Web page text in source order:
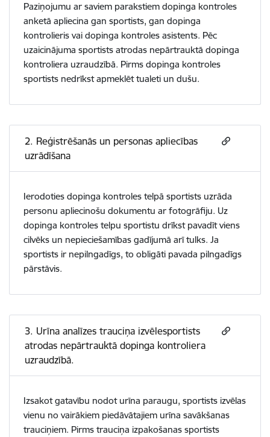
Paziņojumu ar saviem parakstiem dopinga kontroles
anketā apliecina gan sportists, gan dopinga
kontrolieris vai dopinga kontroles asistents. Pēc
uzaicinājuma sportists atrodas nepārtrauktā dopinga
kontroliera uzraudzībā. Pirms dopinga kontroles
sportists nedrīkst apmeklēt tualeti un dušu.
2. Reģistrēšanās un personas apliecības
uzrādīšana
Ierodoties dopinga kontroles telpā sportists uzrāda
personu apliecinošu dokumentu ar fotogrāfiju. Uz
dopinga kontroles telpu sportistu drīkst pavadīt viens
cilvēks un nepieciešamības gadījumā arī tulks. Ja
sportists ir nepilngadīgs, to obligāti pavada pilngadīgs
pārstāvis.
3. Urīna analīzes trauciņa izvēlesportists
atrodas nepārtrauktā dopinga kontroliera
uzraudzībā.
Izsakot gatavību nodot urīna paraugu, sportists izvēlas
vienu no vairākiem piedāvātajiem urīna savākšanas
trauciņiem. Pirms trauciņa izpakošanas sportists